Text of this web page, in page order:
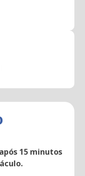
15 minutos